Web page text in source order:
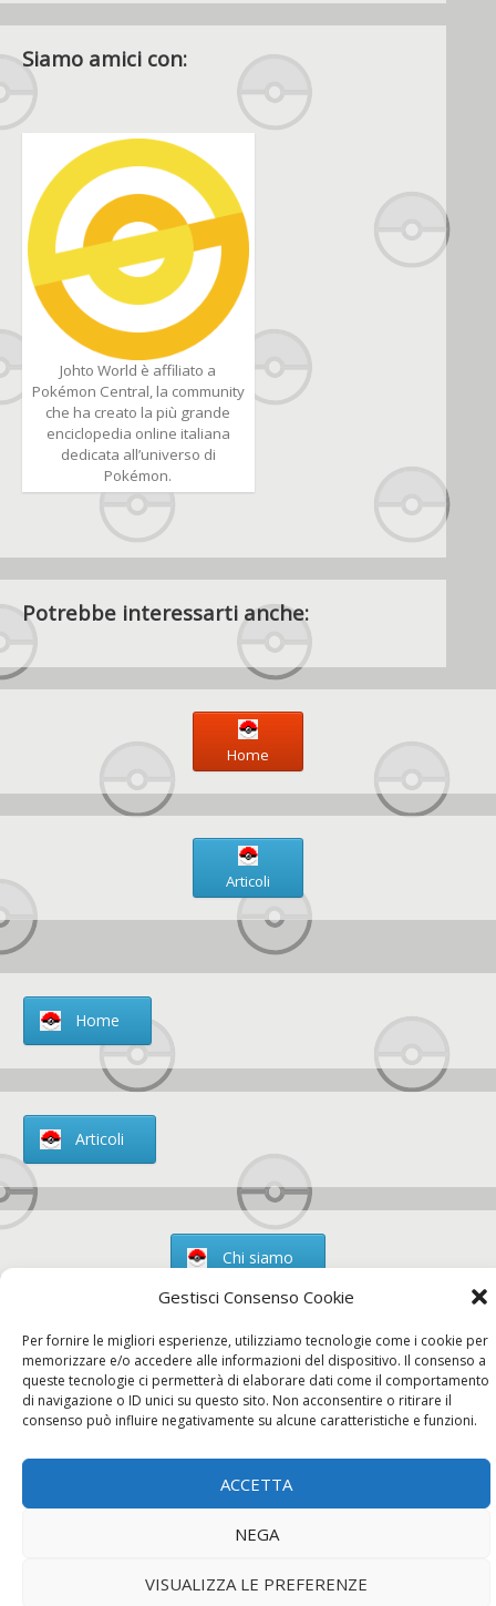
Gestisci Consenso Cookie
Per fornire le migliori esperienze, utilizziamo tecnologie come i cookie per
memorizzare e/o accedere alle informazioni del dispositivo. Il consenso a
queste tecnologie ci permetterà di elaborare dati come il comportamento
di navigazione o ID unici su questo sito. Non acconsentire o ritirare il
consenso può influire negativamente su alcune caratteristiche e funzioni.
ACCETTA
NEGA
VISUALIZZA LE PREFERENZE
Siamo amici con:
Johto World è affiliato a
Pokémon Central, la community
che ha creato la più grande
enciclopedia online italiana
dedicata all’universo di
Pokémon.
Potrebbe interessarti anche:
Home
Articoli
Home
Articoli
Chi siamo
Contatti